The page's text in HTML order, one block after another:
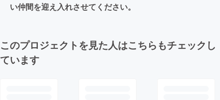
い仲間を迎え入れさせてください。
このプロジェクトを見た人はこちらもチェックし
ています